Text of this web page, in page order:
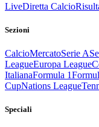
LiveDiretta Calcio
Sezioni
CalcioMercatoSerie A
LeagueEuropa League
ItalianaFormula 1
CupNations League
Speciali